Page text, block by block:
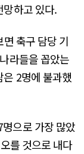
망하고 있다.
면 축구 담당 기
라들을 꼽았는
2명에 불과했
으로 가장 많았
를 것으로 내다